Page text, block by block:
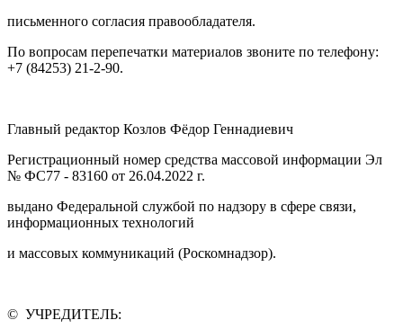
письменного согласия правообладателя.
По вопросам перепечатки материалов звоните по телефону:
+7 (84253) 21-2-90.
Главный редактор Козлов Фёдор Геннадиевич
Регистрационный номер средства массовой информации Эл
№ ФС77 - 83160 от 26.04.2022 г.
выдано Федеральной службой по надзору в сфере связи,
информационных технологий
и массовых коммуникаций (Роскомнадзор).
© УЧРЕДИТЕЛЬ: